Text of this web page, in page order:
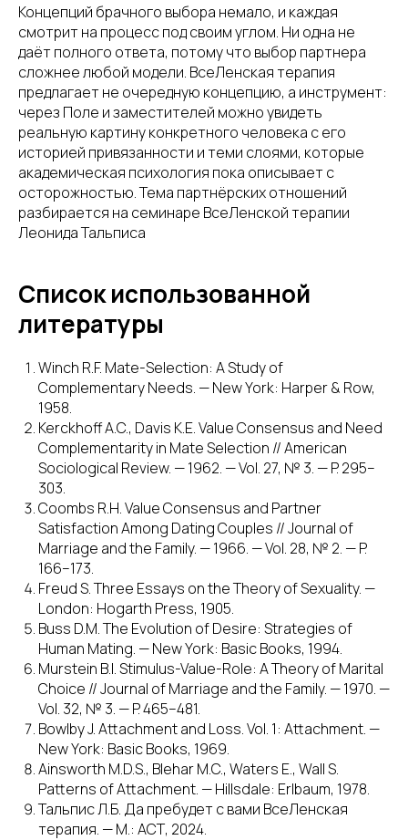
Концепций брачного выбора немало, и каждая
смотрит на процесс под своим углом. Ни одна не
даёт полного ответа, потому что выбор партнера
сложнее любой модели. ВсеЛенская терапия
предлагает не очередную концепцию, а инструмент:
через Поле и заместителей можно увидеть
реальную картину конкретного человека с его
историей привязанности и теми слоями, которые
академическая психология пока описывает с
осторожностью. Тема партнёрских отношений
разбирается на семинаре ВсеЛенской терапии
Леонида Тальписа
Список использованной
литературы
Winch R.F. Mate-Selection: A Study of
Complementary Needs. — New York: Harper & Row,
1958.
Kerckhoff A.C., Davis K.E. Value Consensus and Need
Complementarity in Mate Selection // American
Sociological Review. — 1962. — Vol. 27, № 3. — P. 295–
303.
Coombs R.H. Value Consensus and Partner
Satisfaction Among Dating Couples // Journal of
Marriage and the Family. — 1966. — Vol. 28, № 2. — P.
166–173.
Freud S. Three Essays on the Theory of Sexuality. —
London: Hogarth Press, 1905.
Buss D.M. The Evolution of Desire: Strategies of
Human Mating. — New York: Basic Books, 1994.
Murstein B.I. Stimulus-Value-Role: A Theory of Marital
Choice // Journal of Marriage and the Family. — 1970. —
Vol. 32, № 3. — P. 465–481.
Bowlby J. Attachment and Loss. Vol. 1: Attachment. —
New York: Basic Books, 1969.
Ainsworth M.D.S., Blehar M.C., Waters E., Wall S.
Patterns of Attachment. — Hillsdale: Erlbaum, 1978.
Тальпис Л.Б. Да пребудет с вами ВсеЛенская
терапия. — М.: АСТ, 2024.